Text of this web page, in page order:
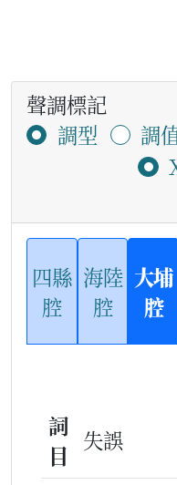
聲調標記
調型
調
四縣
腔
海陸
腔
大埔
腔
詞
目
失誤